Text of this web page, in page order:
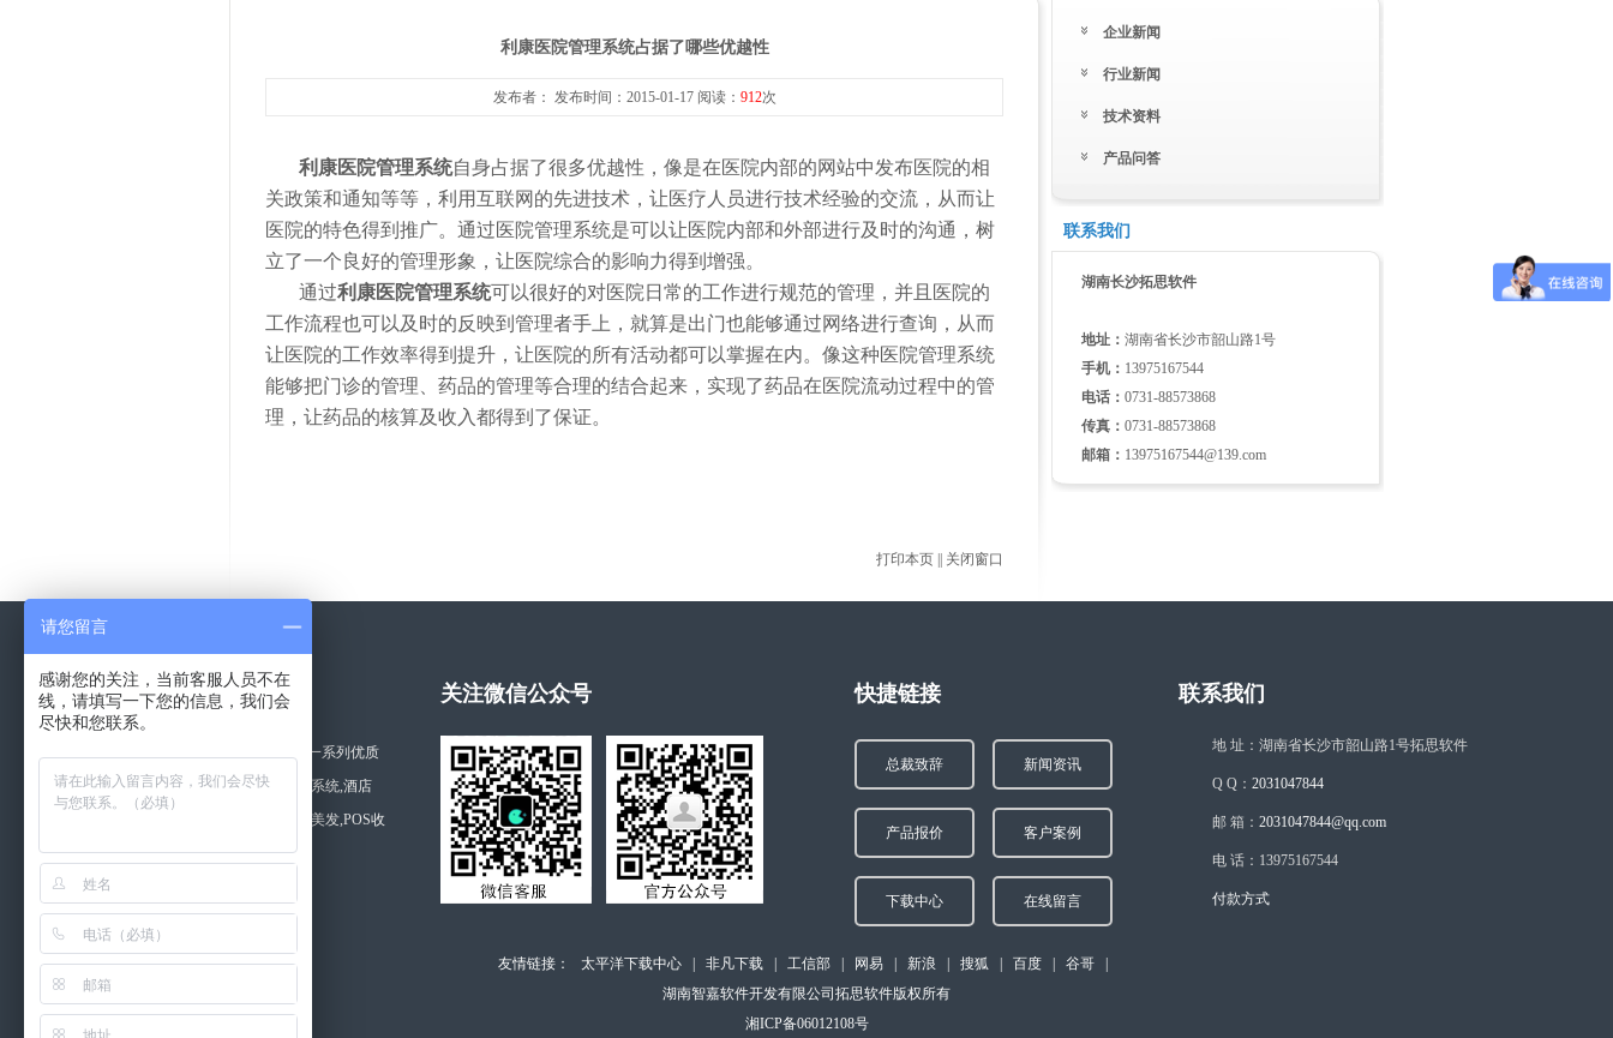
利康医院管理系统占据了哪些优越性
发布者： 发布时间：2015-01-17 阅读： 912次
利康医院管理系统自身占据了很多优越性，像是在医院内部的网站中发布医院的相
关政策和通知等等，利用互联网的先进技术，让医疗人员进行技术经验的交流，从而让
医院的特色得到推广。通过医院管理系统是可以让医院内部和外部进行及时的沟通，树
立了一个良好的管理形象，让医院综合的影响力得到增强。
通过利康医院管理系统可以很好的对医院日常的工作进行规范的管理，并且医院的
工作流程也可以及时的反映到管理者手上，就算是出门也能够通过网络进行查询，从而
让医院的工作效率得到提升，让医院的所有活动都可以掌握在内。像这种医院管理系统
能够把门诊的管理、药品的管理等合理的结合起来，实现了药品在医院流动过程中的管
理，让药品的核算及收入都得到了保证。
打印本页 关闭窗口
企业新闻
行业新闻
技术资料
产品问答
联系我们
湖南长沙拓思软件
地址： 湖南省长沙市韶山路1号
手机： 13975167544
电话： 0731-88573868
传真： 0731-88573868
邮箱： 13975167544@139.com
关于拓思软件
湖南长沙拓思软件公司开发一系列优质
的软件产品,如利康药店管理系统,酒店
管,美容,商品,桑拿,医院,美容美发,POS收
银软件等。
查看更多 >>
关注微信公众号 快捷链接
总裁致辞 新闻资讯
产品报价 客户案例
下载中心 在线留言
联系我们
地 址：湖南省长沙市韶山路1号拓思软件
Q Q： 2031047844
邮 箱： 2031047844@qq.com
电 话：13975167544
付款方式
友情链接： 太平洋下载中心 非凡下载 工信部 网易 新浪 搜狐 百度 谷哥
湖南智嘉软件开发有限公司拓思软件版权所有
湘ICP备06012108号
请您留言
感谢您的关注，当前客服人员不在
线，请填写一下您的信息，我们会
尽快和您联系。